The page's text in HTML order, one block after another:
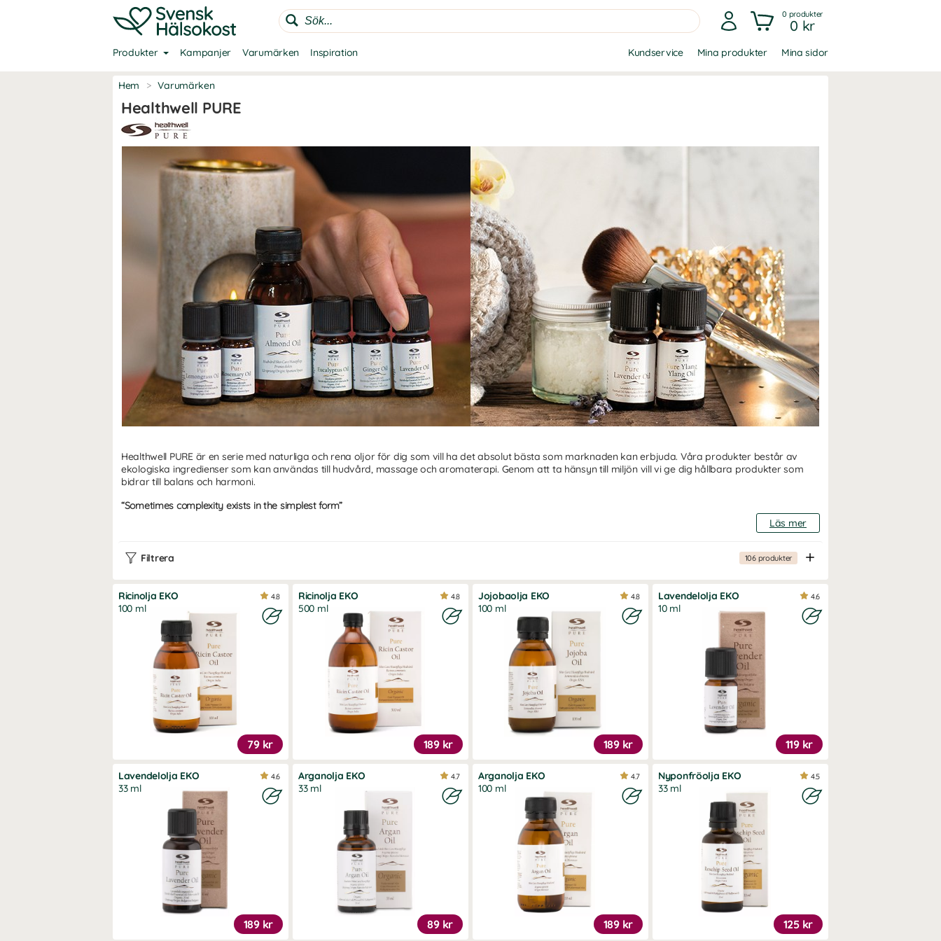
0 produkter
0 kr
Produkter Kampanjer Varumärken Inspiration Kundservice Mina produkter Mina sidor
Hem > Varumärken
Healthwell PURE
Healthwell PURE är en serie med naturliga och rena oljor för dig som vill ha det absolut bästa som marknaden kan erbjuda. Våra produkter består av
ekologiska ingredienser som kan användas till hudvård, massage och aromaterapi. Genom att ta hänsyn till miljön vill vi ge dig hållbara produkter som
bidrar till balans och harmoni.
“Sometimes complexity exists in the simplest form”
har format dem. Med det menar vi, att ibland är det i det enkla som du hittar det mest komplexa.
Läs mer
Filtrera 106produkter
Ricinolja EKO
100 ml
79 kr
4.8
Ricinolja EKO
500 ml
189 kr
4.8
Jojobaolja EKO
100 ml
189 kr
4.8
Lavendelolja EKO
10 ml
119 kr
4.6
Lavendelolja EKO
33 ml
189 kr
4.6
Arganolja EKO
33 ml
89 kr
4.7
Arganolja EKO
100 ml
189 kr
4.7
Nyponfröolja EKO
33 ml
125 kr
4.5